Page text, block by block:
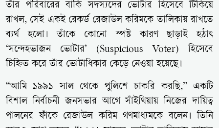
তাঁর পরিবারের বাকি সদস্যদের ভোটার হিসেবে টিকিয়ে
রাখল, সেই একই রেকর্ড রেজাউল করিমকে তালিকায় রাখতে
ব্যর্থ হলো। তাঁকে কোনো স্পষ্ট কারণ ছাড়াই হঠাৎ
‘সন্দেহভাজন ভোটার’ (Suspicious Voter) হিসেবে
চিহ্নিত করে তাঁর ভোটাধিকার কেড়ে নেওয়া হয়েছে।
“আমি ১৯৯১ সাল থেকে পুলিশে চাকরি করছি,” একটি
বিশাল নির্বাচনী জনসভার আগে সাঁইথিয়ায় নিজের দায়িত্ব
পালনের ফাঁকে রেজাউল করিম গণমাধ্যমকে বলেন। তিনি